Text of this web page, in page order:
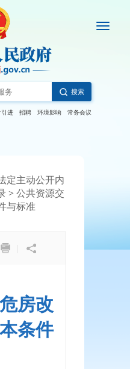
搜索
引进 招聘 环境影响 常务会议
定主动公开内
> 公共资源交
与标准
|
房改
条件